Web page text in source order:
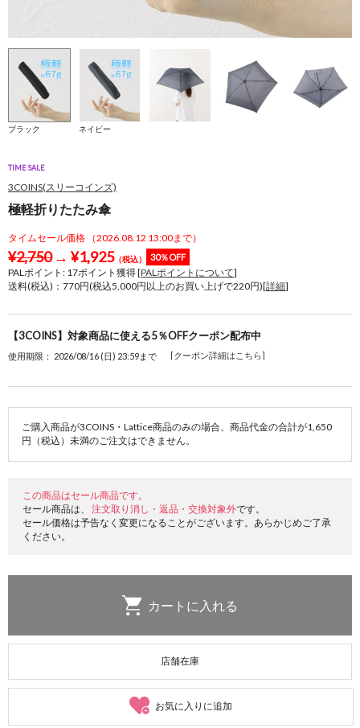
ブラック ネイビー
TIME SALE
3COINS(スリーコインズ)
極軽折りたたみ傘
タイムセール価格 （2026.08.12 13:00まで）
¥2,750→ ¥1,925（税込） 30％OFF
PALポイント: 17ポイント獲得 [PALポイントについて]
送料(税込)：770円(税込5,000円以上のお買い上げで220円)[詳細]
【3COINS】対象商品に使える5％OFFクーポン配布中
使用期限： 2026/08/16 (日) 23:59まで [クーポン詳細はこちら]
ご購入商品が3COINS・Lattice商品のみの場合、商品代金の合計が1,650
円（税込）未満のご注文はできません。
この商品はセール商品です。
セール商品は、 注文取り消し・返品・交換対象外です。
セール価格は予告なく変更になることがございます。あらかじめご了承
ください。
店舗在庫
お気に入りに追加